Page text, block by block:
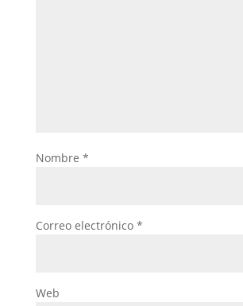
Nombre *
Correo electrónico *
Web